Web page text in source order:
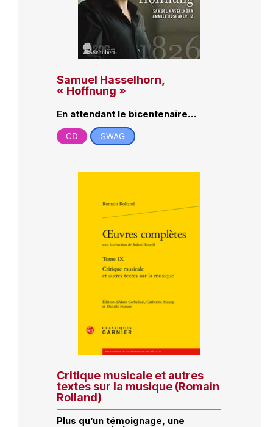
Samuel Hasselhorn,
« Hoffnung »
En attendant le bicentenaire…
CD SWAG
Critique musicale et autres
textes sur la musique (Romain
Rolland)
Plus qu’un témoignage, une